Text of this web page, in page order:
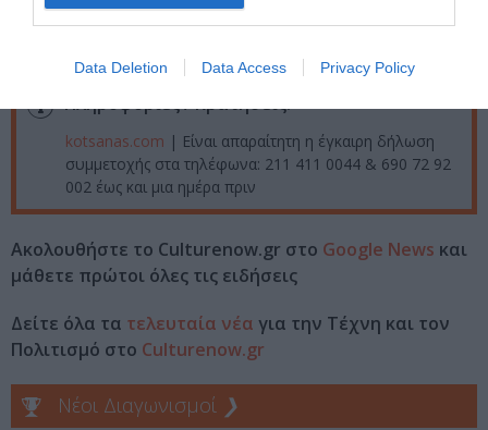
Data Deletion Data Access Privacy Policy
Μουσείο Αρχαίας Ελληνικής Τεχνολογίας Κώστα
Πληροφορίες / Κρατήσεις:
kotsanas.com | Είναι απαραίτητη η έγκαιρη δήλωση
συμμετοχής στα τηλέφωνα: 211 411 0044 & 690 72 92
002 έως και μια ημέρα πριν
Ακολουθήστε το Culturenow.gr στο Google News και
μάθετε πρώτοι όλες τις ειδήσεις
Δείτε όλα τα τελευταία νέα για την Τέχνη και τον
Πολιτισμό στο Culturenow.gr
Νέοι Διαγωνισμοί ❯